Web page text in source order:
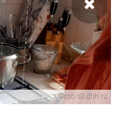
Фото: s3.dtln.ru